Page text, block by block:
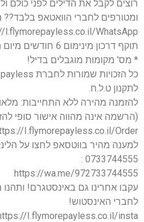
רוצים לקבל את הדילים לפני כולם
ומטורפים לחברי הוואטאפ בלבד??
l.flymorepayless.co.il/WhatsApp
תוקף דרכון מינימום 6 חודשים מיום הנחיתה
* מס' מקומות מוגבלים בדיל!
לתקנון ט.ל.ח.
להזמנה מהירה ללא התחייבות:
(הרשמה אינה מהווה אישור סופי
I.flymorepayless.co.il/Order
למענה מהיר בווטסאפ לחצו על
0733744555 :
https://wa.me/972733744555
עקבו אחרינו גם באינסטגרם!
לחברי האינסטוש!
I.flymorepayless.co.il/insta